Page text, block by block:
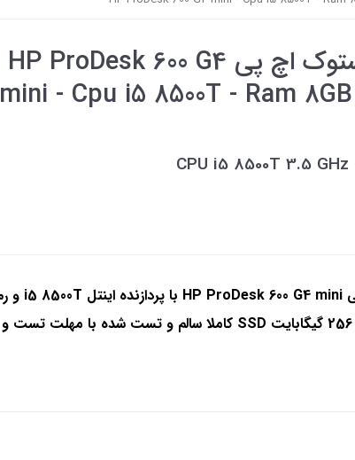
کیس تاینی استوک اچ پی HP ProDesk 600 G4
mini - Cpu i5 8500T - Ram
CPU i5 8500T 3.5 GHz
گیگابایتی DDR4 و هارد 256 گیگابایت SSD کاملا سالم و تست شده با مهلت تست و